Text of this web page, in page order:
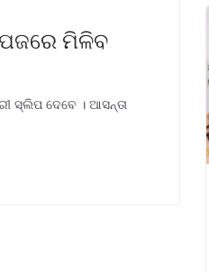
ମିଳିବ
ସ୍ଲିପ ଦେବେ । ଆସନ୍ତା